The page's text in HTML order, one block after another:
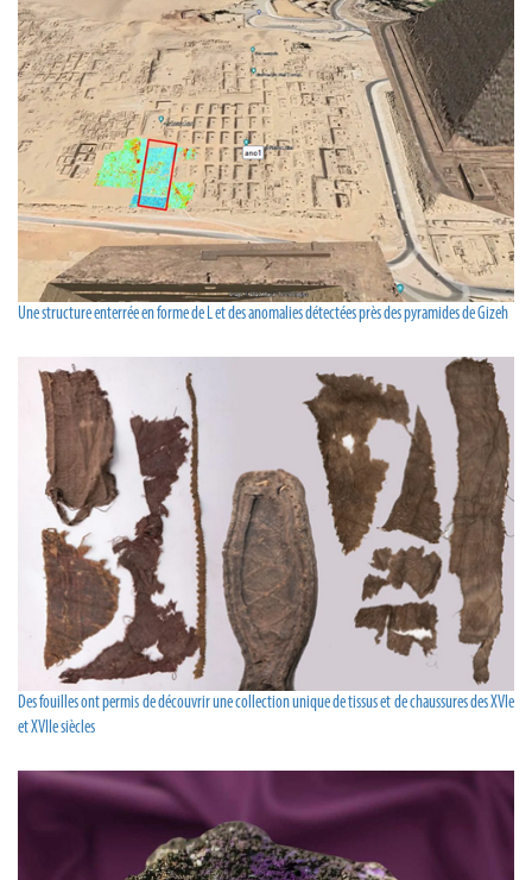
Une structure enterrée en forme de L et des anomalies détectées près des pyramides de Gizeh
Des fouilles ont permis de découvrir une collection unique de tissus et de chaussures des XVIe
et XVIIe siècles